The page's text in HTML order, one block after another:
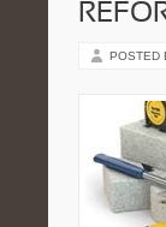
POSTED